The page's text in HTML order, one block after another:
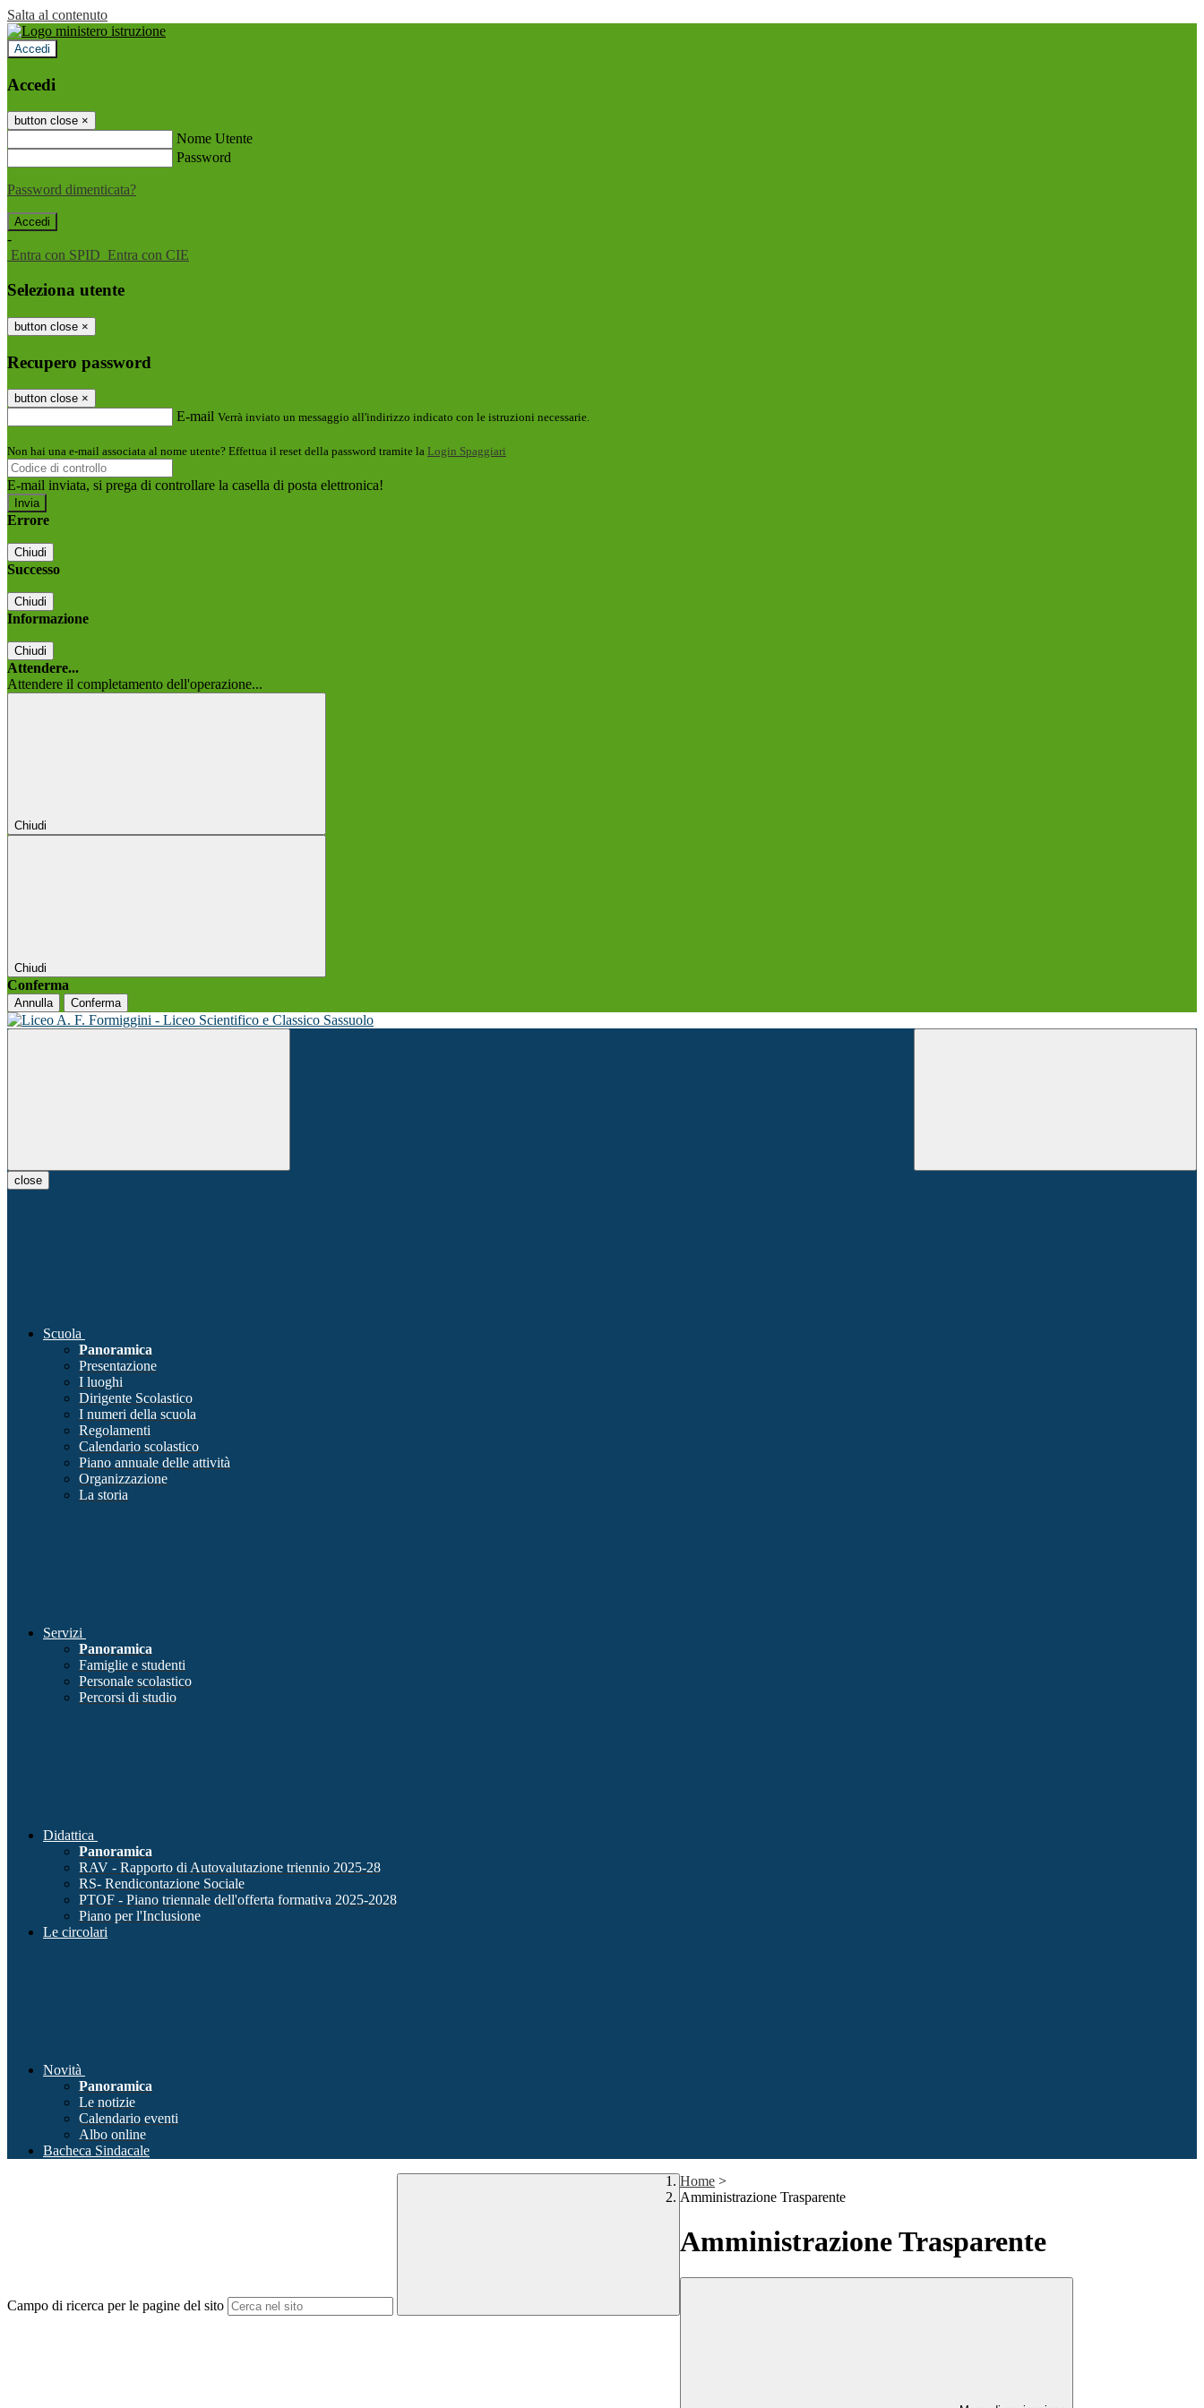
Salta al contenuto
Accedi
Accedi
button close ×
Nome Utente
Password
Password dimenticata?
-
Entra con SPID Entra con CIE
Seleziona utente
button close ×
Recupero password
button close ×
E-mail Verrà inviato un messaggio all'indirizzo indicato con le istruzioni necessarie.
Non hai una e-mail associata al nome utente? Effettua il reset della password tramite la Login Spaggiari
E-mail inviata, si prega di controllare la casella di posta elettronica!
Errore
Chiudi
Successo
Chiudi
Informazione
Chiudi
Attendere...
Attendere il completamento dell'operazione...
Chiudi
Chiudi
Conferma
Annulla Conferma
close
Scuola
Panoramica
Presentazione
I luoghi
Dirigente Scolastico
I numeri della scuola
Regolamenti
Calendario scolastico
Piano annuale delle attività
Organizzazione
La storia
Servizi
Panoramica
Famiglie e studenti
Personale scolastico
Percorsi di studio
Didattica
Panoramica
RAV - Rapporto di Autovalutazione triennio 2025-28
RS- Rendicontazione Sociale
PTOF - Piano triennale dell'offerta formativa 2025-2028
Piano per l'Inclusione
Le circolari
Novità
Panoramica
Le notizie
Calendario eventi
Albo online
Bacheca Sindacale
Campo di ricerca per le pagine del sito
Home >
Amministrazione Trasparente
Amministrazione Trasparente